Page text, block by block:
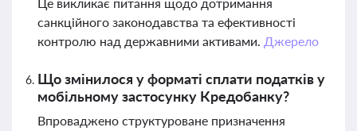
санкційного законодавства та ефективності
контролю над державними активами. Джерело
Що змінилося у форматі сплати податків у
мобільному застосунку Кредобанку?
Впроваджено структуроване призначення